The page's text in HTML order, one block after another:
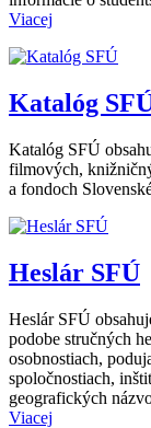
Viacej
Katalóg
Katalóg SFÚ
filmových,
a fondoch
Heslár SFÚ
Heslár SFÚ
podobe stručných
osobnostiach,
spoločnostiach,
geografických
Viacej